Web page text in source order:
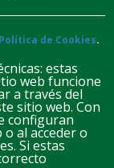
V S
31
Política de Cookies.
estas
web funcione
a través del
sitio web. Con
configuran
al acceder o
Si estas